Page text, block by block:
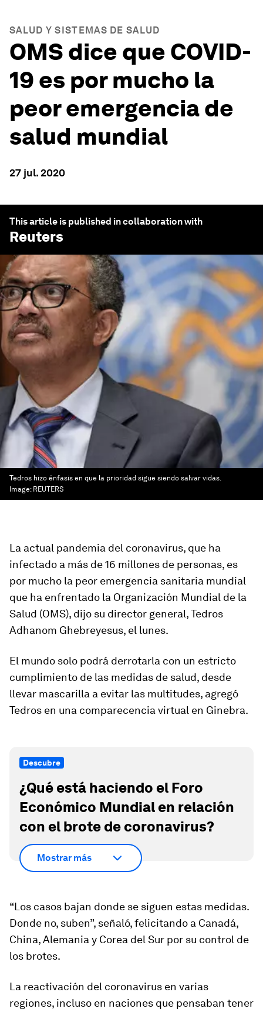
SALUD Y SISTEMAS DE SALUD
OMS dice que COVID-
19 es por mucho la
peor emergencia de
salud mundial
27 jul. 2020
This article is published in collaboration with
Reuters
Tedros hizo énfasis en que la prioridad sigue siendo salvar vidas.
Image: REUTERS
La actual pandemia del coronavirus, que ha
infectado a más de 16 millones de personas, es
por mucho la peor emergencia sanitaria mundial
que ha enfrentado la Organización Mundial de la
Salud (OMS), dijo su director general, Tedros
Adhanom Ghebreyesus, el lunes.
El mundo solo podrá derrotarla con un estricto
cumplimiento de las medidas de salud, desde
llevar mascarilla a evitar las multitudes, agregó
Tedros en una comparecencia virtual en Ginebra.
Descubre
¿Qué está haciendo el Foro
Económico Mundial en relación
con el brote de coronavirus?
Mostrar más
“Los casos bajan donde se siguen estas medidas.
Donde no, suben”, señaló, felicitando a Canadá,
China, Alemania y Corea del Sur por su control de
los brotes.
La reactivación del coronavirus en varias
regiones, incluso en naciones que pensaban tener